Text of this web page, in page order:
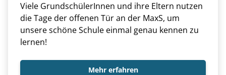
Viele GrundschülerInnen und ihre Eltern nutzen
die Tage der offenen Tür an der MaxS, um
unsere schöne Schule einmal genau kennen zu
lernen!
Mehr erfahren